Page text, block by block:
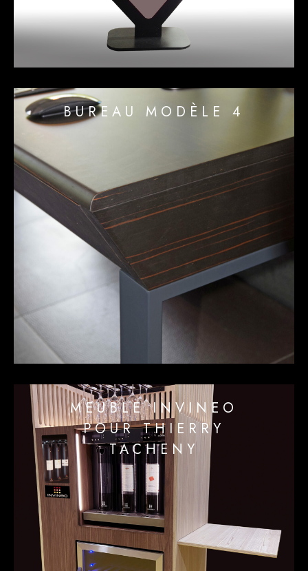
BUREAU MODÈLE 4
MEUBLE INVINEO
POUR THIERRY
TACHENY